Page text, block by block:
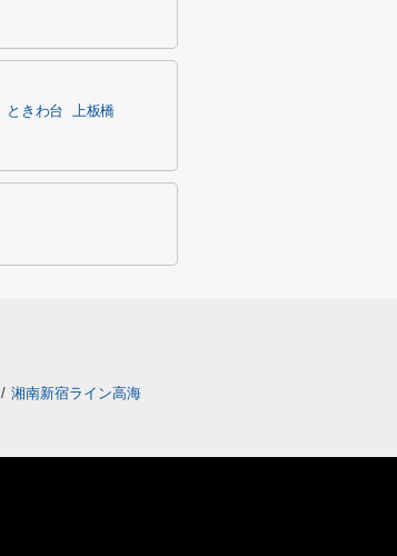
ときわ台
上板橋
/ 湘南新宿ライン高海